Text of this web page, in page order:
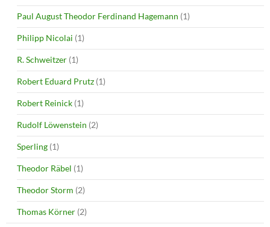
Paul August Theodor Ferdinand Hagemann (1)
Philipp Nicolai (1)
R. Schweitzer (1)
Robert Eduard Prutz (1)
Robert Reinick (1)
Rudolf Löwenstein (2)
Sperling (1)
Theodor Räbel (1)
Theodor Storm (2)
Thomas Körner (2)